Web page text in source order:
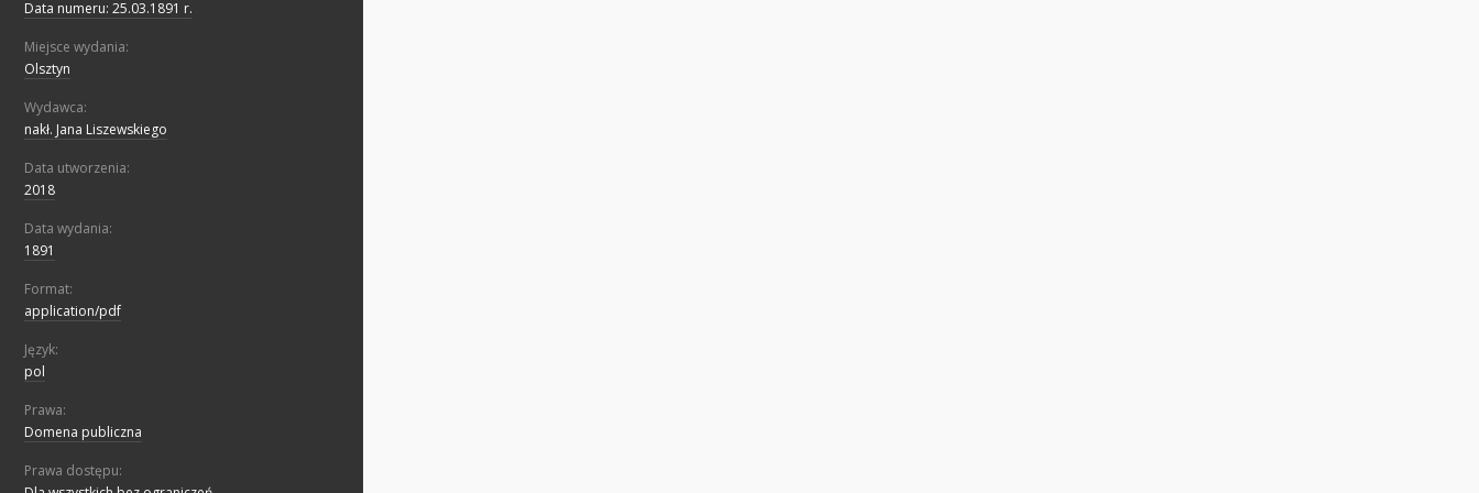
Data numeru: 25.03.1891 r.
Miejsce wydania:
Olsztyn
Wydawca:
nakł. Jana Liszewskiego
Data utworzenia:
2018
Data wydania:
1891
Format:
application/pdf
Język:
pol
Prawa:
Domena publiczna
Prawa dostępu: